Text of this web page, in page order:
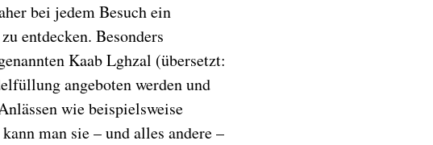
bei jedem Besuch ein
entdecken. Besonders
Kaab Lghzal (übersetzt:
angeboten werden und
wie beispielsweise
man sie – und alles andere –